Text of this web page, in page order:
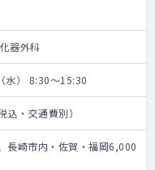
器外科
水） 8:30～15:30
・交通費別）
長崎市内・佐賀・福岡6,000